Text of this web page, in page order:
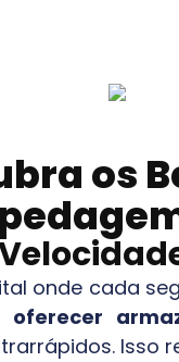
os
onde cada
Isso